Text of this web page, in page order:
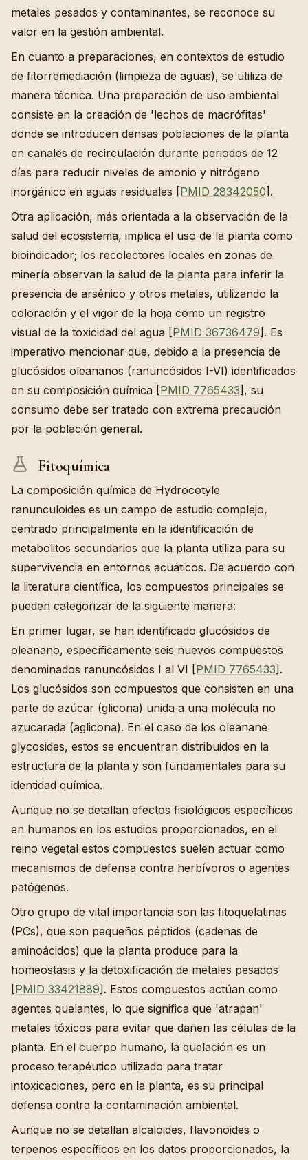
metales pesados y contaminantes, se reconoce su
valor en la gestión ambiental.
En cuanto a preparaciones, en contextos de estudio
de fitorremediación (limpieza de aguas), se utiliza de
manera técnica. Una preparación de uso ambiental
consiste en la creación de 'lechos de macrófitas'
donde se introducen densas poblaciones de la planta
en canales de recirculación durante periodos de 12
días para reducir niveles de amonio y nitrógeno
inorgánico en aguas residuales [PMID 28342050].
Otra aplicación, más orientada a la observación de la
salud del ecosistema, implica el uso de la planta como
bioindicador; los recolectores locales en zonas de
minería observan la salud de la planta para inferir la
presencia de arsénico y otros metales, utilizando la
coloración y el vigor de la hoja como un registro
visual de la toxicidad del agua [PMID 36736479]. Es
imperativo mencionar que, debido a la presencia de
glucósidos oleananos (ranuncósidos I-VI) identificados
en su composición química [PMID 7765433], su
consumo debe ser tratado con extrema precaución
por la población general.
Fitoquímica
La composición química de Hydrocotyle
ranunculoides es un campo de estudio complejo,
centrado principalmente en la identificación de
metabolitos secundarios que la planta utiliza para su
supervivencia en entornos acuáticos. De acuerdo con
la literatura científica, los compuestos principales se
pueden categorizar de la siguiente manera:
En primer lugar, se han identificado glucósidos de
oleanano, específicamente seis nuevos compuestos
denominados ranuncósidos I al VI [PMID 7765433].
Los glucósidos son compuestos que consisten en una
parte de azúcar (glicona) unida a una molécula no
azucarada (aglicona). En el caso de los oleanane
glycosides, estos se encuentran distribuidos en la
estructura de la planta y son fundamentales para su
identidad química.
Aunque no se detallan efectos fisiológicos específicos
en humanos en los estudios proporcionados, en el
reino vegetal estos compuestos suelen actuar como
mecanismos de defensa contra herbívoros o agentes
patógenos.
Otro grupo de vital importancia son las fitoquelatinas
(PCs), que son pequeños péptidos (cadenas de
aminoácidos) que la planta produce para la
homeostasis y la detoxificación de metales pesados
[PMID 33421889]. Estos compuestos actúan como
agentes quelantes, lo que significa que 'atrapan'
metales tóxicos para evitar que dañen las células de la
planta. En el cuerpo humano, la quelación es un
proceso terapéutico utilizado para tratar
intoxicaciones, pero en la planta, es su principal
defensa contra la contaminación ambiental.
Aunque no se detallan alcaloides, flavonoides o
terpenos específicos en los datos proporcionados, la